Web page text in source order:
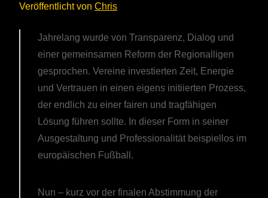
Veröffentlicht von Chris
Jahrelang wurde von Transparenz, Dialog und
einer gemeinsamen Reform der Regionalligen
gesprochen. Vereine investierten Zeit, Energie
und Vertrauen in einen eigens initiierten Prozess,
der endlich zu einer fairen und tragfähigen
Lösung führen sollte. In dieser Form in seiner
Ausgestaltung und Professionalität beispiellos im
europäischen Fußball.
Nun – kurz vor der finalen Abstimmung der